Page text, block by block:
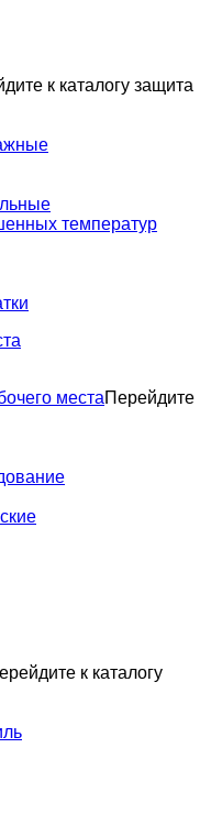
к каталогу защита
температур
местаПерейдите
к каталогу